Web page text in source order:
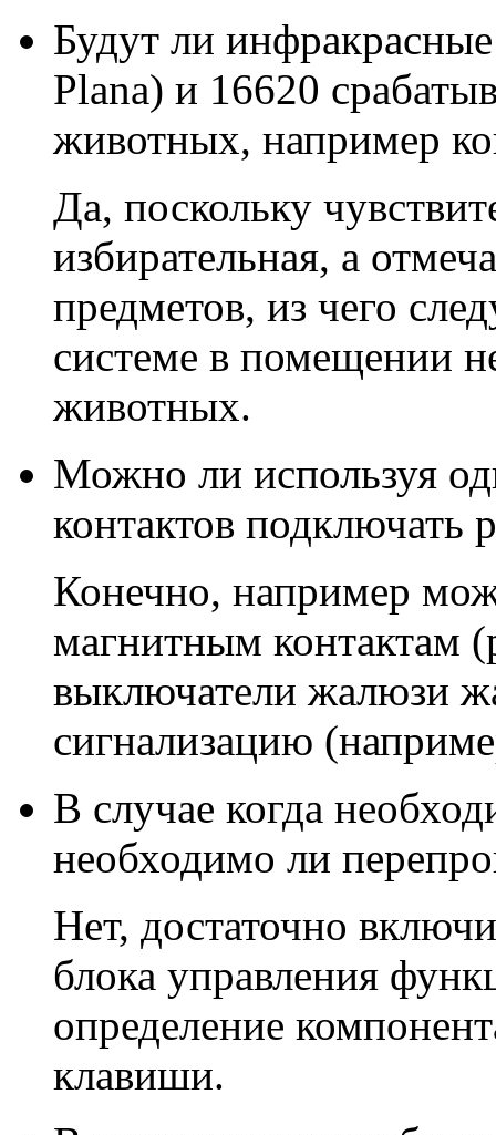
Будут ли
Plana) и 16620
животных, например
Да, поскольку
избирательная, а
предметов, из чего
системе в помещении
животных.
Можно ли используя
контактов подключать
Конечно, например
магнитным контактам
выключатели жалюзи
сигнализацию
В случае когда
необходимо ли
Нет, достаточно
блока управления
определение
клавиши.